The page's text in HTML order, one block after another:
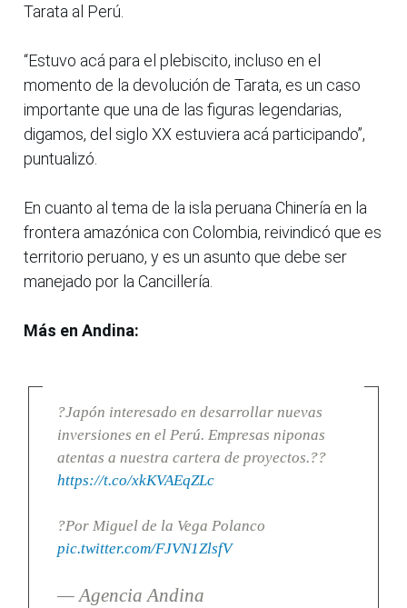
Tarata al Perú.
“Estuvo acá para el plebiscito, incluso en el
momento de la devolución de Tarata, es un caso
importante que una de las figuras legendarias,
digamos, del siglo XX estuviera acá participando”,
puntualizó.
En cuanto al tema de la isla peruana Chinería en la
frontera amazónica con Colombia, reivindicó que es
territorio peruano, y es un asunto que debe ser
manejado por la Cancillería.
Más en Andina:
?Japón interesado en desarrollar nuevas
inversiones en el Perú. Empresas niponas
atentas a nuestra cartera de proyectos.??
https://t.co/xkKVAEqZLc
?Por Miguel de la Vega Polanco
pic.twitter.com/FJVN1ZlsfV
— Agencia Andina